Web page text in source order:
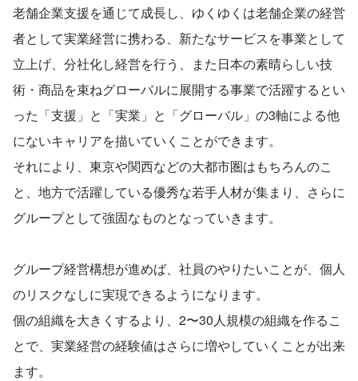
老舗企業支援を通じて成長し、ゆくゆくは老舗企業の経営
者として実業経営に携わる、新たなサービスを事業として
立上げ、分社化し経営を行う、また日本の素晴らしい技
術・商品を束ねグローバルに展開する事業で活躍するとい
った「支援」と「実業」と「グローバル」の3軸による他
にないキャリアを描いていくことができます。
それにより、東京や関西などの大都市圏はもちろんのこ
と、地方で活躍している優秀な若手人材が集まり、さらに
グループとして強固なものとなっていきます。
グループ経営構想が進めば、社員のやりたいことが、個人
のリスクなしに実現できるようになります。
個の組織を大きくするより、2〜30人規模の組織を作るこ
とで、実業経営の経験値はさらに増やしていくことが出来
ます。